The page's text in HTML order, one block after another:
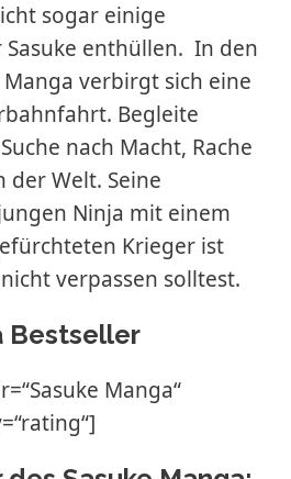
sogar einige
Sasuke enthüllen. In den
Manga verbirgt sich eine
Begleite
nach Macht, Rache
der Welt. Seine
Ninja mit einem
Krieger ist
verpassen solltest.
Bestseller
Manga“